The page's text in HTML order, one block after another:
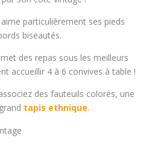
particulièrement ses pieds
biseautés.
des repas sous les meilleurs
accueillir 4 à 6 convives à table !
des fauteuils colorés, une
tapis ethnique.